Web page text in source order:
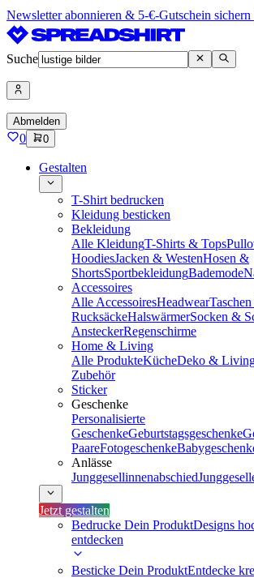
Newsletter abonnieren & 5-€-Gutschein sichern
Suche
Abmelden
0 0
Gestalten
T-Shirt bedrucken
Kleidung besticken
Bekleidung
Alle KleidungT-Shirts & Tops
HoodiesJacken & WestenHosen &
ShortsSportbekleidungBademode
Accessoires
Alle AccessoiresHeadwear
RucksäckeHalswärmerSocken &
AnsteckerRegenschirme
Home & Living
Alle ProdukteKücheDeko &
Zubehör
Sticker
Geschenke
Personalisierte
GeschenkeGeburtstagsgeschenke
PaareFotogeschenke
Anlässe
Junggesellinnenabschied
Jetzt gestalten
Bedrucke Dein ProduktDesigns
entdecken
Besticke Dein ProduktEntdecke